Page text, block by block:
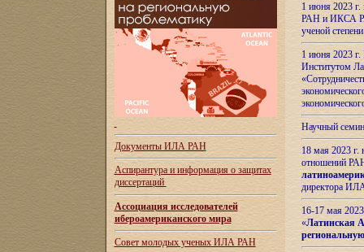
Документы ИЛА РАН
Аспирантура и информация о защитах
диссертаций
Ассоциация исследователей
ибероамериканского мира
Совет молодых ученых ИЛА РАН
1 июня 2023
РАН и ИКСА
ученой
1 июня 2023
Институтом
Научный
18 мая 2023
отношений
директора
16-17 мая
«Латинская